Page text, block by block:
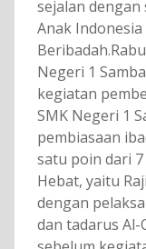
sejalan dengan
Anak
Negeri 1
kegiatan
SMK Negeri 1
pembiasaan
satu poin dari
Hebat, yaitu
dengan
dan tadarus Al-